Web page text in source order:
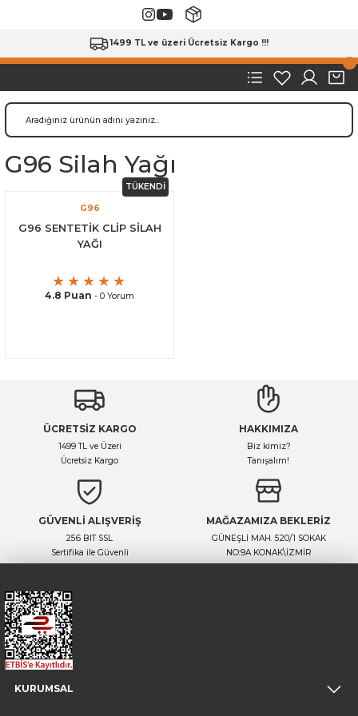
1499 TL ve üzeri Ücretsiz Kargo !!!
G96 Silah Yağı
TÜKENDİ
G96
G96 SENTETİK CLİP SİLAH
YAĞI
4.8 Puan - 0 Yorum
ÜCRETSİZ KARGO
1499 TL ve Üzeri
Ücretsiz Kargo
HAKKIMIZA
Biz kimiz?
Tanışalım!
GÜVENLİ ALIŞVERİŞ
256 BIT SSL
Sertifika ile Güvenli
MAĞAZAMIZA BEKLERİZ
GÜNEŞLİ MAH. 520/1 SOKAK
NO:9A KONAK\İZMİR
KURUMSAL